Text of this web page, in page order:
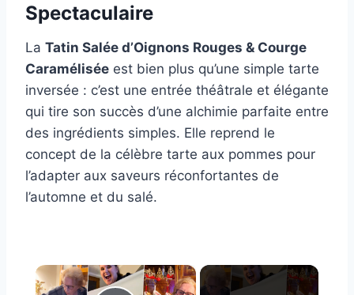
Spectaculaire
La Tatin Salée d’Oignons Rouges & Courge
Caramélisée est bien plus qu’une simple tarte
inversée : c’est une entrée théâtrale et élégante
qui tire son succès d’une alchimie parfaite entre
des ingrédients simples. Elle reprend le
concept de la célèbre tarte aux pommes pour
l’adapter aux saveurs réconfortantes de
l’automne et du salé.
×